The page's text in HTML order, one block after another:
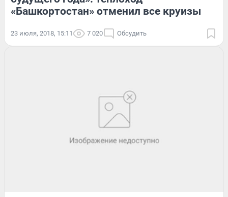
«Башкортостан» отменил все круизы
23 июля, 2018, 15:11 7 020 Обсудить